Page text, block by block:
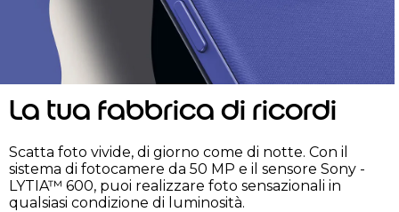
La tua fabbrica di ricordi
Scatta foto vivide, di giorno come di notte. Con il
sistema di fotocamere da 50 MP e il sensore Sony -
LYTIA™ 600, puoi realizzare foto sensazionali in
qualsiasi condizione di luminosità.